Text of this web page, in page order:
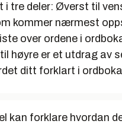
i tre deler: Øverst til
kommer nærmest
over ordene i
høyre er et utdrag av
ditt forklart i
kan forklare hvordan